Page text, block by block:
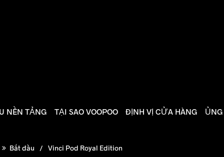
NỀN TẢNG TẠI SAO VOOPOO ĐỊNH VỊ CỬA HÀNG
Bắt đầu Vinci Pod Royal Edition